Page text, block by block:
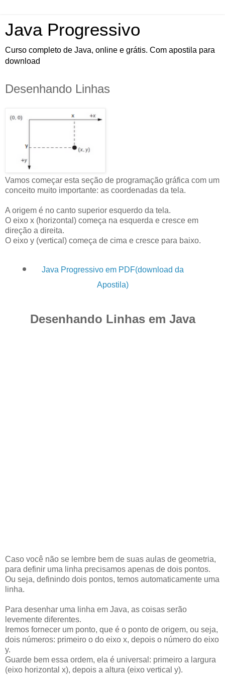
Java Progressivo
Curso completo de Java, online e grátis. Com apostila para
download
Desenhando Linhas
Vamos começar esta seção de programação gráfica com um
conceito muito importante: as coordenadas da tela.
A origem é no canto superior esquerdo da tela.
O eixo x (horizontal) começa na esquerda e cresce em
direção a direita.
O eixo y (vertical) começa de cima e cresce para baixo.
Java Progressivo em PDF(download da
Apostila)
Desenhando Linhas em Java
Caso você não se lembre bem de suas aulas de geometria,
para definir uma linha precisamos apenas de dois pontos.
Ou seja, definindo dois pontos, temos automaticamente uma
linha.
Para desenhar uma linha em Java, as coisas serão
levemente diferentes.
Iremos fornecer um ponto, que é o ponto de origem, ou seja,
dois números: primeiro o do eixo x, depois o número do eixo
y.
Guarde bem essa ordem, ela é universal: primeiro a largura
(eixo horizontal x), depois a altura (eixo vertical y).